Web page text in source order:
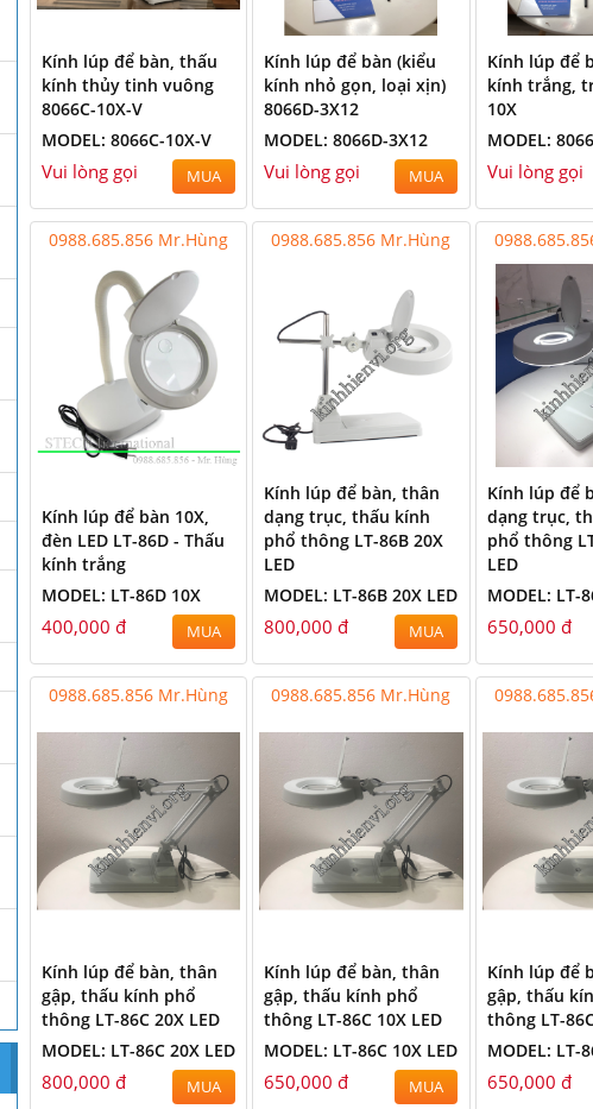
Kính lúp để bàn, thấu
kính thủy tinh vuông
8066C-10X-V
MODEL: 8066C-10X-V
Vui lòng gọi MUA
Kính lúp để bàn (kiểu
kính nhỏ gọn, loại xịn)
8066D-3X12
MODEL: 8066D-3X12
Vui lòng gọi MUA
Kính lúp để
kính trắng,
10X
MODEL:
Vui lòng gọi
0988.685.856 Mr.Hùng
Kính lúp để bàn 10X,
đèn LED LT-86D - Thấu
kính trắng
MODEL: LT-86D 10X
400,000 đ MUA
0988.685.856 Mr.Hùng
Kính lúp để bàn, thân
dạng trục, thấu kính
phổ thông LT-86B 20X
LED
MODEL: LT-86B 20X LED
800,000 đ MUA
Kính lúp để
dạng trục,
phổ thông
LED
MODEL: LT-
650,000 đ
0988.685.856 Mr.Hùng
Kính lúp để bàn, thân
gập, thấu kính phổ
thông LT-86C 20X LED
MODEL: LT-86C 20X LED
800,000 đ MUA
0988.685.856 Mr.Hùng
Kính lúp để bàn, thân
gập, thấu kính phổ
thông LT-86C 10X LED
MODEL: LT-86C 10X LED
650,000 đ MUA
Kính lúp để
gập, thấu
thông LT-
MODEL: LT-
650,000 đ